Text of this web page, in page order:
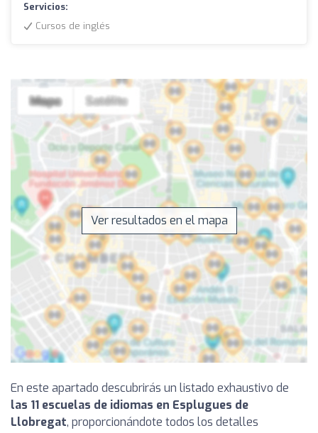
Servicios:
Cursos de inglés
Ver resultados en el mapa
En este apartado descubrirás un listado exhaustivo de
las 11 escuelas de idiomas en Esplugues de
Llobregat, proporcionándote todos los detalles